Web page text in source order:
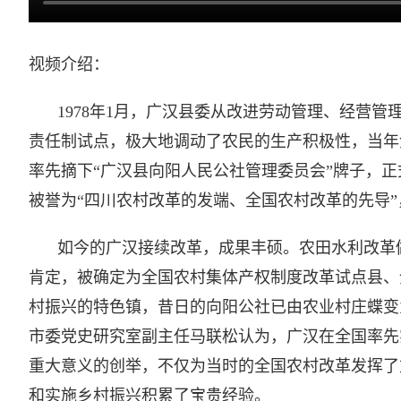
视频介绍：
1978年1月，广汉县委从改进劳动管理、经营管
责任制试点，极大地调动了农民的生产积极性，当
率先摘下“广汉县向阳人民公社管理委员会”牌子，
被誉为“四川农村改革的发端、全国农村改革的先导
如今的广汉接续改革，成果丰硕。农田水利改
肯定，被确定为全国农村集体产权制度改革试点县
村振兴的特色镇，昔日的向阳公社已由农业村庄蝶
市委党史研究室副主任马联松认为，广汉在全国率
重大意义的创举，不仅为当时的全国农村改革发挥
和实施乡村振兴积累了宝贵经验。